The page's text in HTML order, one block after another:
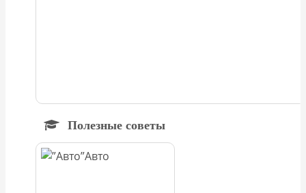
Полезные советы
Авто